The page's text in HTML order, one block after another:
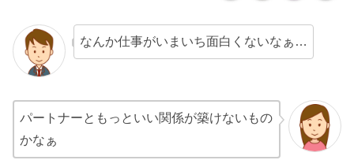
なんか仕事がいまいち面白くないなぁ…
パートナーともっといい関係が築けないもの
かなぁ